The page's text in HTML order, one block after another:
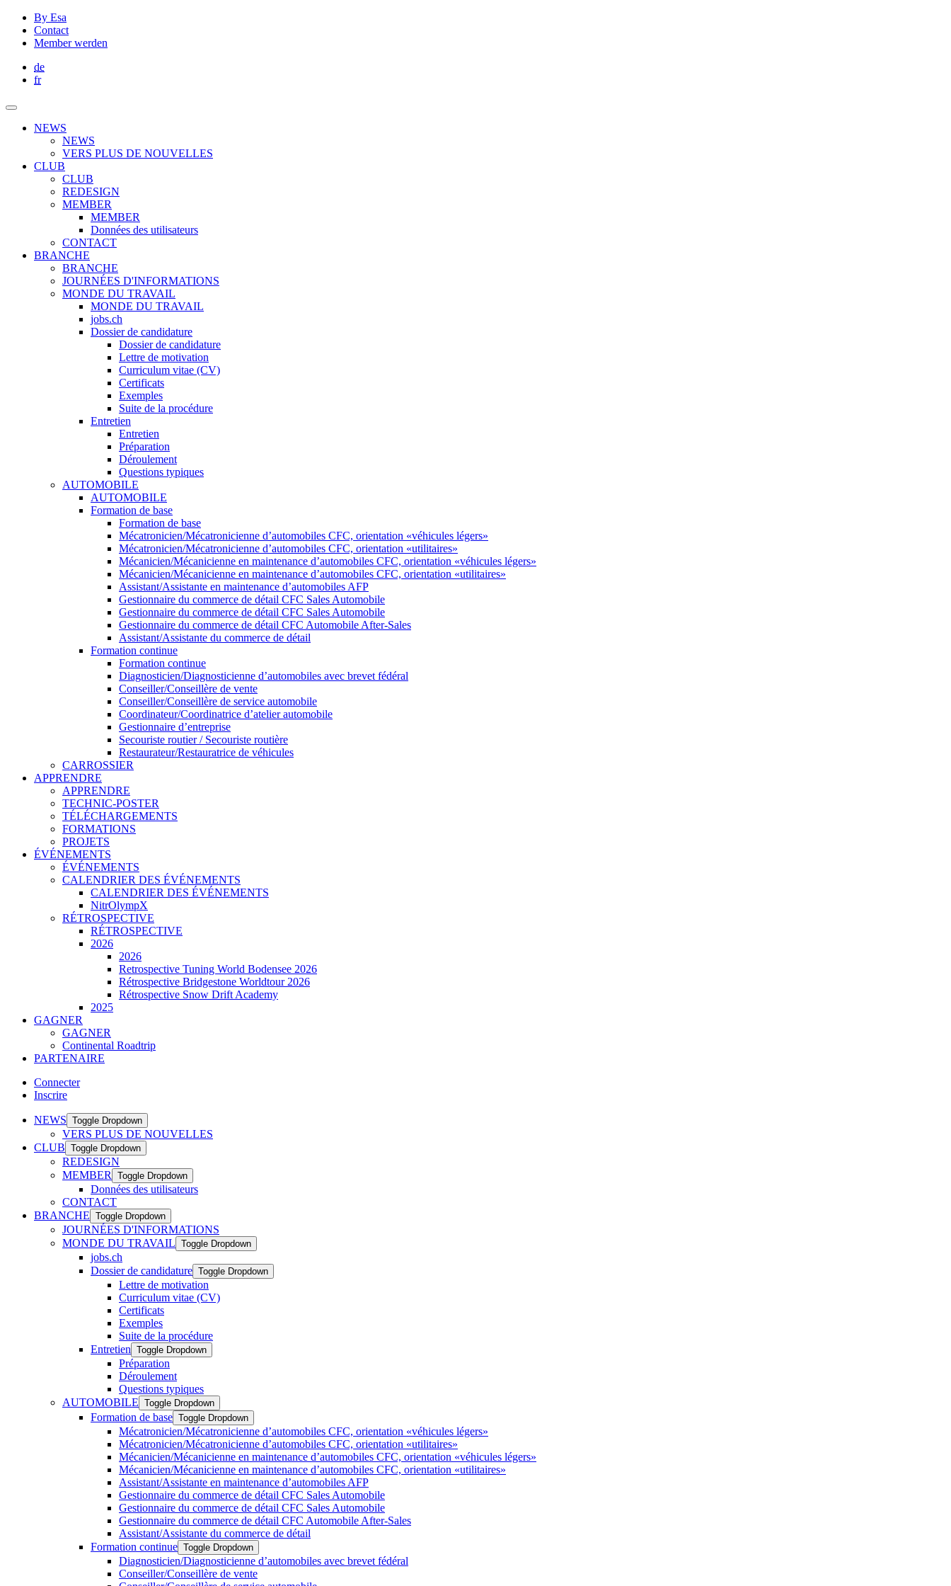
By Esa
Contact
Member werden
de
fr
NEWS
NEWS
VERS PLUS DE NOUVELLES
CLUB
CLUB
REDESIGN
MEMBER
MEMBER
Données des utilisateurs
CONTACT
BRANCHE
BRANCHE
JOURNÉES D'INFORMATIONS
MONDE DU TRAVAIL
MONDE DU TRAVAIL
jobs.ch
Dossier de candidature
Dossier de candidature
Lettre de motivation
Curriculum vitae (CV)
Certificats
Exemples
Suite de la procédure
Entretien
Entretien
Préparation
Déroulement
Questions typiques
AUTOMOBILE
AUTOMOBILE
Formation de base
Formation de base
Mécatronicien/Mécatronicienne d’automobiles CFC, orientation «véhicules légers»
Mécatronicien/Mécatronicienne d’automobiles CFC, orientation «utilitaires»
Mécanicien/Mécanicienne en maintenance d’automobiles CFC, orientation «véhicules légers»
Mécanicien/Mécanicienne en maintenance d’automobiles CFC, orientation «utilitaires»
Assistant/Assistante en maintenance d’automobiles AFP
Gestionnaire du commerce de détail CFC Sales Automobile
Gestionnaire du commerce de détail CFC Sales Automobile
Gestionnaire du commerce de détail CFC Automobile After-Sales
Assistant/Assistante du commerce de détail
Formation continue
Formation continue
Diagnosticien/Diagnosticienne d’automobiles avec brevet fédéral
Conseiller/Conseillère de vente
Conseiller/Conseillère de service automobile
Coordinateur/Coordinatrice d’atelier automobile
Gestionnaire d’entreprise
Secouriste routier / Secouriste routière
Restaurateur/Restauratrice de véhicules
CARROSSIER
APPRENDRE
APPRENDRE
TECHNIC-POSTER
TÉLÉCHARGEMENTS
FORMATIONS
PROJETS
ÉVÉNEMENTS
ÉVÉNEMENTS
CALENDRIER DES ÉVÉNEMENTS
CALENDRIER DES ÉVÉNEMENTS
NitrOlympX
RÉTROSPECTIVE
RÉTROSPECTIVE
2026
2026
Retrospective Tuning World Bodensee 2026
Rétrospective Bridgestone Worldtour 2026
Rétrospective Snow Drift Academy
2025
GAGNER
GAGNER
Continental Roadtrip
PARTENAIRE
Connecter
Inscrire
NEWS Toggle Dropdown
VERS PLUS DE NOUVELLES
CLUB Toggle Dropdown
REDESIGN
MEMBER
Toggle Dropdown
Données des utilisateurs
CONTACT
BRANCHE Toggle Dropdown
JOURNÉES D'INFORMATIONS
MONDE DU TRAVAIL Toggle Dropdown
jobs.ch
Dossier de candidature Toggle Dropdown
Lettre de motivation
Curriculum vitae (CV)
Certificats
Exemples
Suite de la procédure
Entretien Toggle Dropdown
Préparation
Déroulement
Questions typiques
AUTOMOBILE Toggle Dropdown
Formation de base Toggle Dropdown
Mécatronicien/Mécatronicienne d’automobiles CFC, orientation «véhicules légers»
Mécatronicien/Mécatronicienne d’automobiles CFC, orientation «utilitaires»
Mécanicien/Mécanicienne en maintenance d’automobiles CFC, orientation «véhicules légers»
Mécanicien/Mécanicienne en maintenance d’automobiles CFC, orientation «utilitaires»
Assistant/Assistante en maintenance d’automobiles AFP
Gestionnaire du commerce de détail CFC Sales Automobile
Gestionnaire du commerce de détail CFC Sales Automobile
Gestionnaire du commerce de détail CFC Automobile After-Sales
Assistant/Assistante du commerce de détail
Formation continue Toggle Dropdown
Diagnosticien/Diagnosticienne d’automobiles avec brevet fédéral
Conseiller/Conseillère de vente